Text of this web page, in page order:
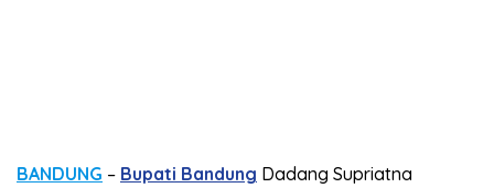
BANDUNG – Bupati Bandung Dadang Supriatna